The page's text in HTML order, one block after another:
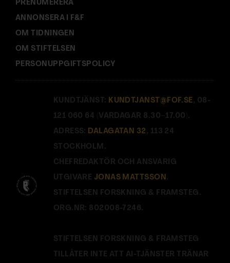
PRENUMERERA
ANNONSERA I F&F
OM TIDNINGEN
OM STIFTELSEN
PERSONUPPGIFTSPOLICY
KUNDTJÄNST: KUNDTJANST@FOF.SE , 08-
121 060 64 (VARDAGAR 8.30–17.00).
ADRESS: DALAGATAN 32 , 113 24
STOCKHOLM.
CHEFREDAKTÖR OCH ANSVARIG
UTGIVARE JONAS MATTSSON.
STIFTELSEN FORSKNING & FRAMSTEG.
ORG.NR: 802008-7246.
STIFTELSEN FORSKNING & FRAMSTEG
TILLÅTER INTE ATT AI-TJÄNSTER TRÄNAR